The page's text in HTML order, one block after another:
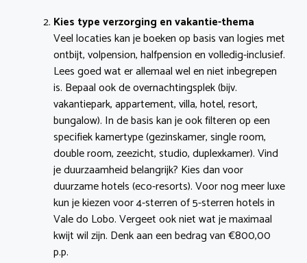
Kies type verzorging en vakantie-thema
Veel locaties kan je boeken op basis van logies met
ontbijt, volpension, halfpension en volledig-inclusief.
Lees goed wat er allemaal wel en niet inbegrepen
is. Bepaal ook de overnachtingsplek (bijv.
vakantiepark, appartement, villa, hotel, resort,
bungalow). In de basis kan je ook filteren op een
specifiek kamertype (gezinskamer, single room,
double room, zeezicht, studio, duplexkamer). Vind
je duurzaamheid belangrijk? Kies dan voor
duurzame hotels (eco-resorts). Voor nog meer luxe
kun je kiezen voor 4-sterren of 5-sterren hotels in
Vale do Lobo. Vergeet ook niet wat je maximaal
kwijt wil zijn. Denk aan een bedrag van €800,00
p.p.